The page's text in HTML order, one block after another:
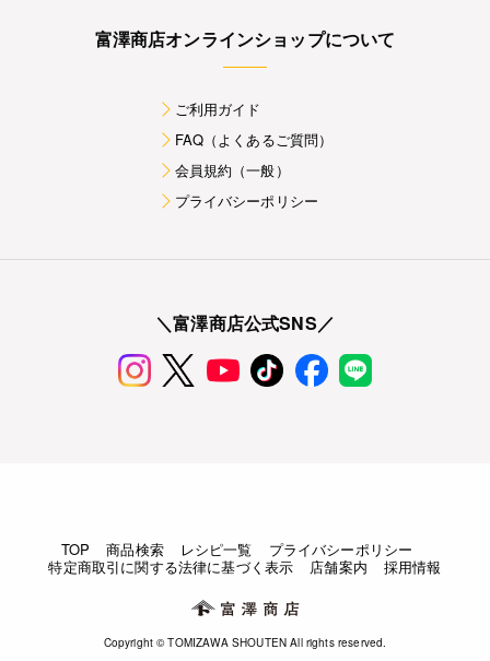
富澤商店オンラインショップについて
ご利用ガイド
FAQ（よくあるご質問）
会員規約（一般）
プライバシーポリシー
＼富澤商店公式SNS／
TOP 商品検索 レシピ一覧
プライバシーポリシー
特定商取引に関する法律に基づく表示
店舗案内 採用情報
Copyright © TOMIZAWA SHOUTEN All rights reserved.